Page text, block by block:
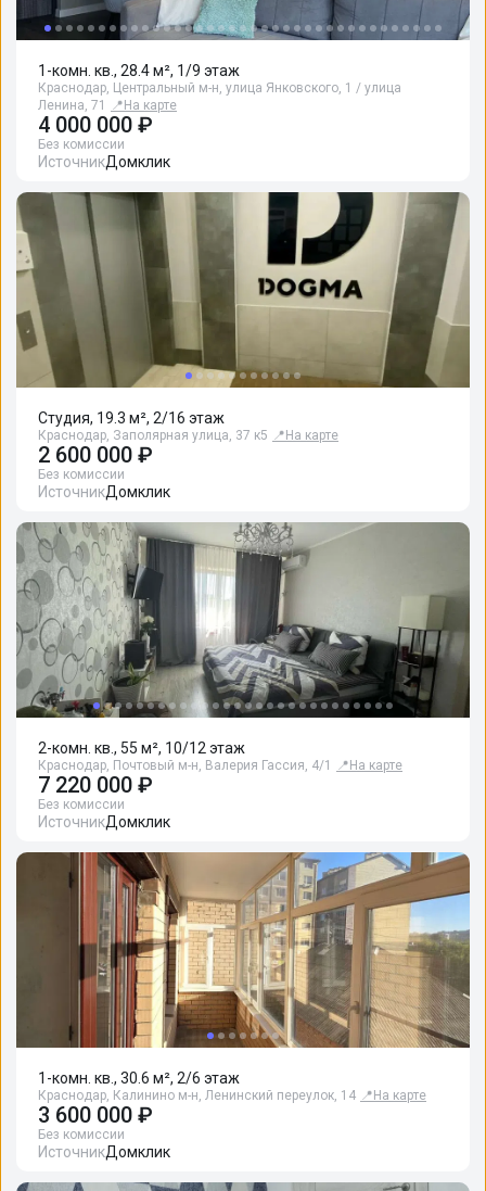
1-комн. кв., 28.4 м², 1/9 этаж
Краснодар, Центральный м-н, улица Янковского, 1 / улица
Ленина, 71
📍 На карте
4 000 000 ₽
Без комиссии
ИсточникДомклик
Студия, 19.3 м², 2/16 этаж
Краснодар, Заполярная улица, 37 к5 📍 На карте
2 600 000 ₽
Без комиссии
ИсточникДомклик
2-комн. кв., 55 м², 10/12 этаж
Краснодар, Почтовый м-н, Валерия Гассия, 4/1 📍 На карте
7 220 000 ₽
Без комиссии
ИсточникДомклик
1-комн. кв., 30.6 м², 2/6 этаж
Краснодар, Калинино м-н, Ленинский переулок, 14 📍 На карте
3 600 000 ₽
Без комиссии
ИсточникДомклик